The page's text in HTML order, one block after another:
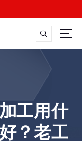
工用什
？老工